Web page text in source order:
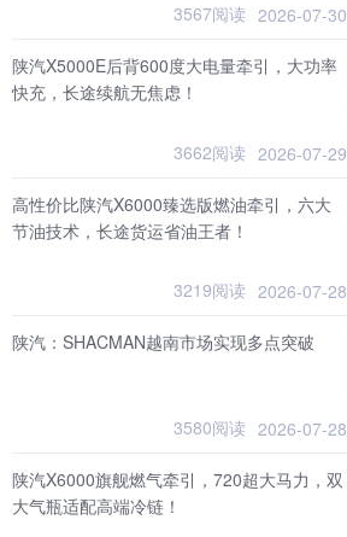
3567阅读 2026-07-30
陕汽X5000E后背600度大电量牵引，大功率
快充，长途续航无焦虑！
3662阅读 2026-07-29
高性价比陕汽X6000臻选版燃油牵引，六大
节油技术，长途货运省油王者！
3219阅读 2026-07-28
陕汽：SHACMAN越南市场实现多点突破
3580阅读 2026-07-28
陕汽X6000旗舰燃气牵引，720超大马力，双
大气瓶适配高端冷链！